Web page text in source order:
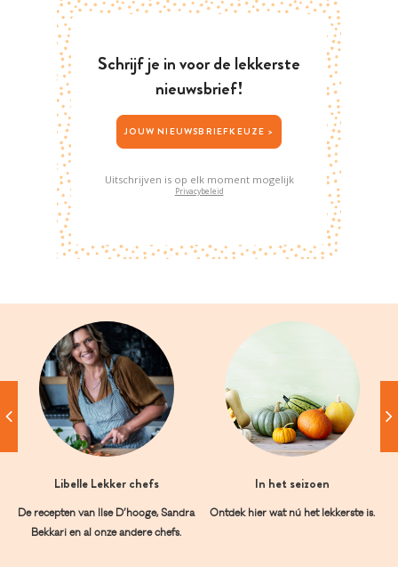
Schrijf je in voor de lekkerste
nieuwsbrief!
JOUW NIEUWSBRIEFKEUZE >
Uitschrijven is op elk moment mogelijk
Privacybeleid
Libelle Lekker chefs
De recepten van Ilse D’hooge, Sandra
Bekkari en al onze andere chefs.
In het seizoen
Ontdek hier wat nú het lekkerste is.